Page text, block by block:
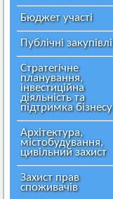
Бюджет участі
Публічні закупівлі
Стратегічне
планування,
інвестиційна
діяльність та
підтримка бізнесу
Архітектура,
містобудування,
цивільний захист
Захист прав
споживачів